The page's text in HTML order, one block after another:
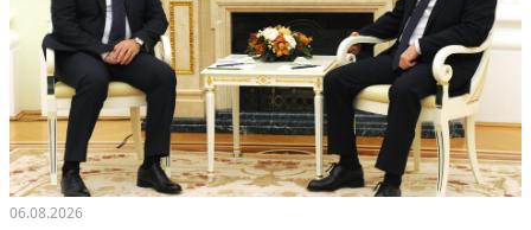
06.08.2026